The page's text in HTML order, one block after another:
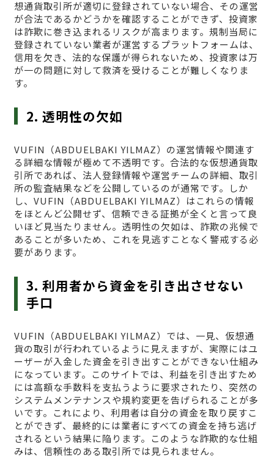
想通貨取引所が適切に登録されていない場合、その運営
が合法であるかどうかを確認することができず、投資家
は詐欺に巻き込まれるリスクが高まります。規制当局に
登録されていない業者が運営するプラットフォームは、
信用を欠き、法的な保護が得られないため、投資家は万
が一の問題に対して救済を受けることが難しくなりま
す。
2. 透明性の欠如
VUFΙN（ABDUELBAKI YILMAZ）の運営情報や関連す
る詳細な情報が極めて不透明です。合法的な仮想通貨取
引所であれば、法人登録情報や運営チームの詳細、取引
所の監査結果などを公開しているのが通常です。しか
し、VUFΙN（ABDUELBAKI YILMAZ）はこれらの情報
をほとんど公開せず、信頼できる証拠が全くと言って良
いほど見当たりません。透明性の欠如は、詐欺の兆候で
あることが多いため、これを見逃すことなく警戒する必
要があります。
3. 利用者から資金を引き出させない
手口
VUFΙN（ABDUELBAKI YILMAZ）では、一見、仮想通
貨の取引が行われているように見えますが、実際にはユ
ーザーが入金した資金を引き出すことができない仕組み
になっています。このサイトでは、利益を引き出すため
には高額な手数料を支払うように要求されたり、突然の
システムメンテナンスや規約変更を告げられることが多
いです。これにより、利用者は自分の資金を取り戻すこ
とができず、最終的には業者にすべての資金を持ち逃げ
されるという結果に陥ります。このような詐欺的な仕組
みは、信頼性のある取引所では見られません。